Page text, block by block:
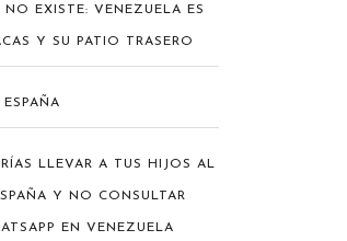
EXISTE: VENEZUELA ES
Y SU PATIO TRASERO
LLEVAR A TUS HIJOS AL
Y NO CONSULTAR
EN VENEZUELA